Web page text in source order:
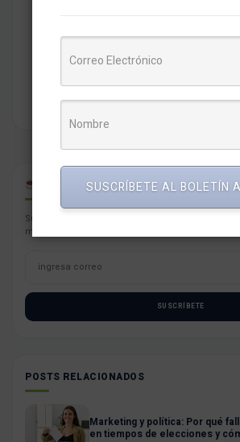
brindar una selección de contenidos
marketing, comunicaciones, liderazgo,
CAFÉ PARA PYMES
Suscríbete con tu correo a nuestro newsletter
más resaltantes para tu negocio.
SUSCRÍBETE
POSTS RELACIONADOS
Marketing y política: Por qué
en tiempos de elecciones y
SUSCRÍBETE AL BOLETÍN